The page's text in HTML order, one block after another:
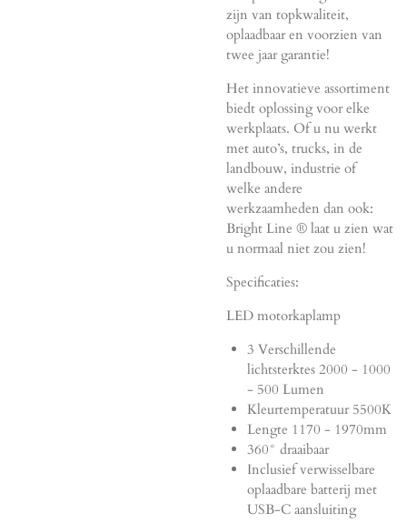
zijn van topkwaliteit,
oplaadbaar en voorzien van
twee jaar garantie!
Het innovatieve assortiment
biedt oplossing voor elke
werkplaats. Of u nu werkt
met auto’s, trucks, in de
landbouw, industrie of
welke andere
werkzaamheden dan ook:
Bright Line ® laat u zien wat
u normaal niet zou zien!
Specificaties:
LED motorkaplamp
3 Verschillende
lichtsterktes 2000 - 1000
- 500 Lumen
Kleurtemperatuur 5500K
Lengte 1170 - 1970mm
360° draaibaar
Inclusief verwisselbare
oplaadbare batterij met
USB-C aansluiting